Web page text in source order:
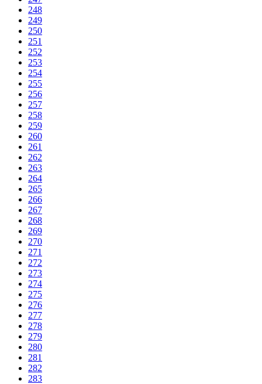
248
249
250
251
252
253
254
255
256
257
258
259
260
261
262
263
264
265
266
267
268
269
270
271
272
273
274
275
276
277
278
279
280
281
282
283